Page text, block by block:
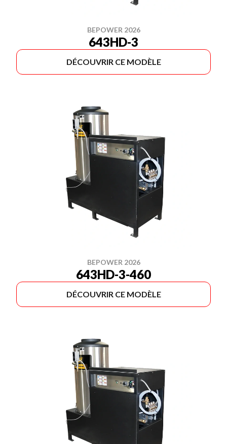
BEPOWER 2026
643HD-3
DÉCOUVRIR CE MODÈLE
BEPOWER 2026
643HD-3-460
DÉCOUVRIR CE MODÈLE